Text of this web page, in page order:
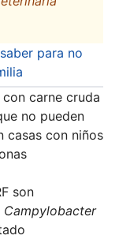
para no
carne cruda
no pueden
casas con niños
son
Campylobacter